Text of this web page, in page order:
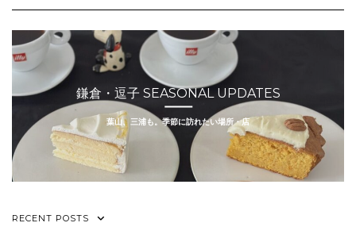
鎌倉・逗子 SEASONAL UPDATES
葉山、三浦も。季節に訪れたい場所・店
RECENT POSTS